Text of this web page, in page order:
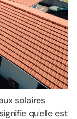
solaires
qu'elle est